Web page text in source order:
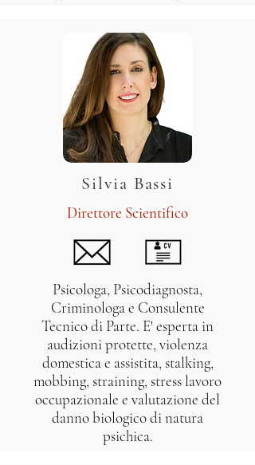
Silvia Bassi
Direttore Scientifico
Psicologa, Psicodiagnosta,
Criminologa e Consulente
Tecnico di Parte. E' esperta in
audizioni protette, violenza
domestica e assistita, stalking,
mobbing, straining, stress lavoro
occupazionale e valutazione del
danno biologico di natura
psichica.